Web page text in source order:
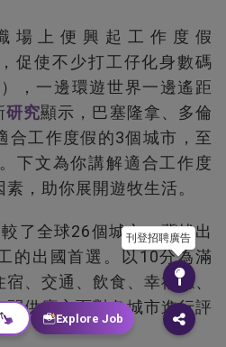
場上便興起工作度假
促使不少打工仔化身數碼
，一邊環遊世界一邊遙距
研究顯示，巴塞隆拿、多倫
合工作度假的3個城市，至
下文為你講解適合工作度
，助你展開遊牧生活。
了全球26個城市，冀找出
的出國首選。以10分為滿
、交通、飲食、幸福感、
間供應方面對各城市進行評
刊登招聘廣告
Explore Job